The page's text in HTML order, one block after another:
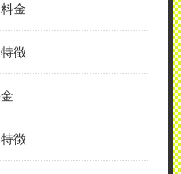
金
徴
徴